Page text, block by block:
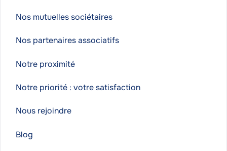
Nos mutuelles sociétaires
Nos partenaires associatifs
Notre proximité
Notre priorité : votre satisfaction
Nous rejoindre
Blog